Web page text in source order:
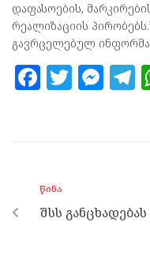
დაფასოების,
რეალიზაციის
გავრცელებულ
F
o
o
k
T M
er
T
ᲬᲘᲜᲐ
შსს